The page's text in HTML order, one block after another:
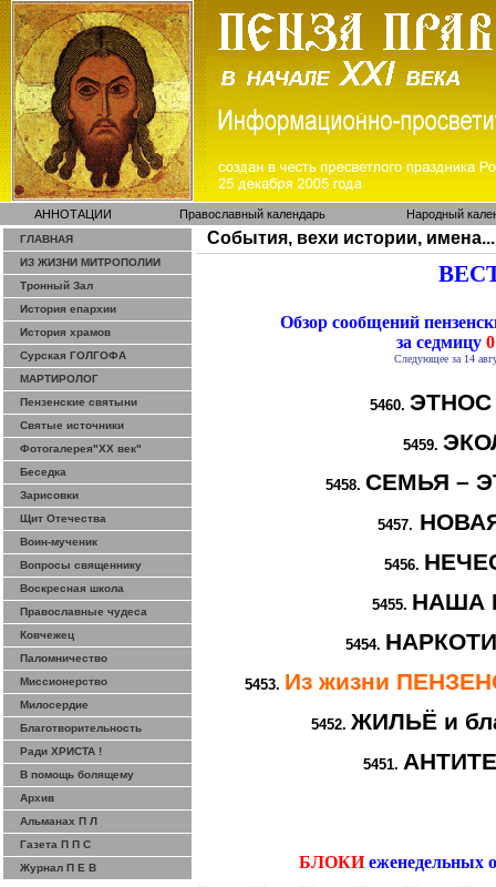
АННОТАЦИИ Православный календарь Народный
ГЛАВНАЯ
ИЗ ЖИЗНИ МИТРОПОЛИИ
Тронный Зал
История епархии
История храмов
Сурская ГОЛГОФА
МАРТИРОЛОГ
Пензенские святыни
Святые источники
Фотогалерея"ХХ век"
Беседка
Зарисовки
Щит Отечества
Воин-мученик
Вопросы священнику
Воскресная школа
Православные чудеса
Ковчежец
Паломничество
Миссионерство
Милосердие
Благотворительность
Ради ХРИСТА !
В помощь болящему
Архив
Альманах П Л
Газета П П С
Журнал П Е В
События, вехи истории, имена...
Обзор сообщений
за седмицу
Следующее за 14
5460.
5459.
5458. СЕМЬЯ –
5457.
5456.
5455. НАША
5454.
5453. Из жизни
5452. ЖИЛЬЁ и
5451.
БЛОКИ еженедельных